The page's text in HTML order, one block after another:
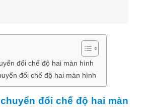
đổi chế độ hai màn hình
đổi chế độ hai màn hình
đổi chế độ hai màn